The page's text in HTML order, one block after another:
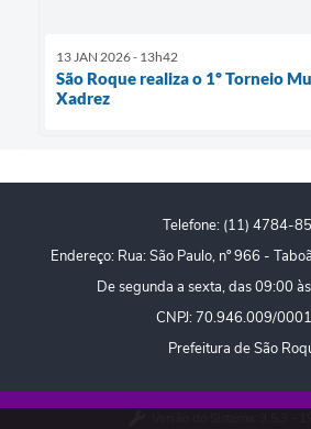
13 JAN 2026 - 13h42
São Roque realiza o 1º Torneio
Xadrez
Telefone: (11) 4784-
Endereço: Rua: São Paulo, nº 966 -
De segunda a sexta, das 09:00
CNPJ: 70.946.009/
Prefeitura de São